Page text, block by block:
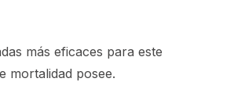
más eficaces para este
mortalidad posee.